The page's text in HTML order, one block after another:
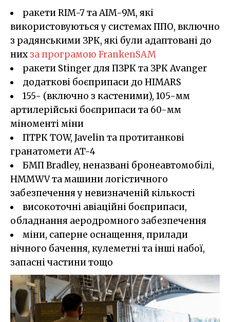
ракети RIM-7 та AIM-9M, які
використовуються у системах ППО, включно
з радянськими ЗРК, які були адаптовані до
них за програмою FrankenSAM
ракети Stinger для ПЗРК та ЗРК Avanger
додаткові боєприпаси до HIMARS
155- (включно з кастеними), 105-мм
артилерійські боєприпаси та 60-мм
міноменті міни
ПТРК TOW, Javelin та протитанкові
гранатомети AT-4
БМП Bradley, неназвані бронеавтомобілі,
HMMWV та машини логістичного
забезпечення у невизначеній кількості
високоточні авіаційні боєприпаси,
обладнання аеродромного забезпечення
міни, саперне оснащення, прилади
нічного бачення, кулеметні та інші набої,
запасні частини тощо